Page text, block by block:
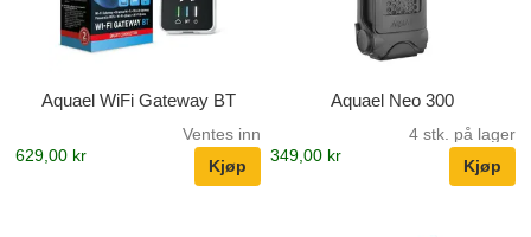
Aquael WiFi Gateway BT
Ventes inn
629,00 kr
Aquael Neo 300
4 stk. på lager
349,00 kr